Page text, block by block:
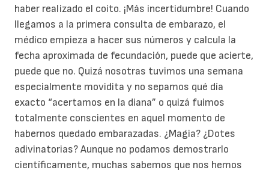
haber realizado el coito. ¡Más incertidumbre! Cuando
llegamos a la primera consulta de embarazo, el
médico empieza a hacer sus números y calcula la
fecha aproximada de fecundación, puede que acierte,
puede que no. Quizá nosotras tuvimos una semana
especialmente movidita y no sepamos qué día
exacto “acertamos en la diana” o quizá fuimos
totalmente conscientes en aquel momento de
habernos quedado embarazadas. ¿Magia? ¿Dotes
adivinatorias? Aunque no podamos demostrarlo
científicamente, muchas sabemos que nos hemos